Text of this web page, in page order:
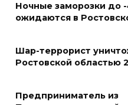
07 августа 2026 23:00
сберечь –
сорванное яблоко:
Ночные заморозки до -
ожидаются в
Шар-террорист
Ростовской областью
Предприниматель из